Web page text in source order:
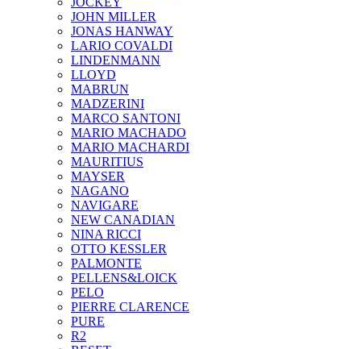
JOHN MILLER
JONAS HANWAY
LARIO COVALDI
LINDENMANN
LLOYD
MABRUN
MADZERINI
MARCO SANTONI
MARIO MACHADO
MARIO MACHARDI
MAURITIUS
MAYSER
NAGANO
NAVIGARE
NEW CANADIAN
NINA RICCI
OTTO KESSLER
PALMONTE
PELLENS&LOICK
PELO
PIERRE CLARENCE
PURE
R2